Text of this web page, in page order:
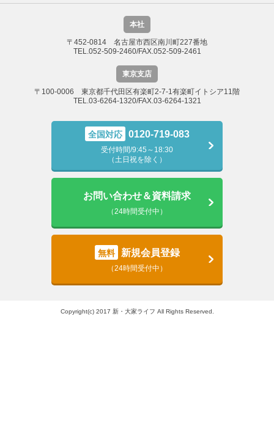
本社
〒452-0814 名古屋市西区南川町227番地
TEL.052-509-2460/FAX.052-509-2461
東京支店
〒100-0006 東京都千代田区有楽町2-7-1有楽町イトシア11階
TEL.03-6264-1320/FAX.03-6264-1321
全国対応 0120-719-083
受付時間/9:45～18:30
（土日祝を除く）
お問い合わせ＆資料請求
（24時間受付中）
無料 新規会員登録
（24時間受付中）
Copyright(c) 2017 新・大家ライフ All Rights Reserved.